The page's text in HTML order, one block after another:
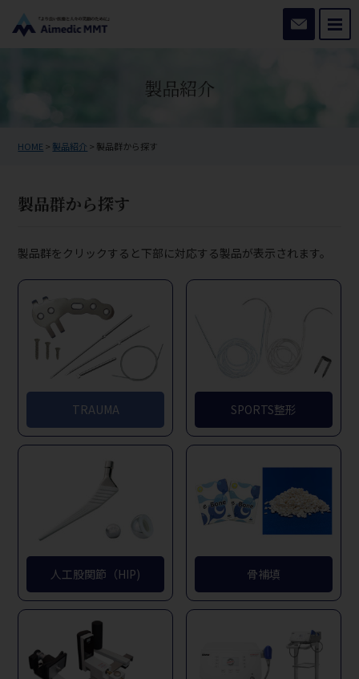
製品紹介
HOME > 製品紹介 > 製品群から探す
製品群から探す
製品群をクリックすると下部に対応する製品が表示されます。
TRAUMA SPORTS整形
人工股関節（HIP) 骨補填